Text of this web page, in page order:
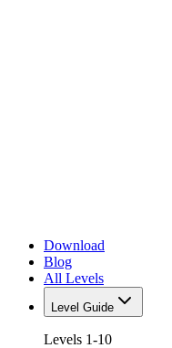
Download
Blog
All Levels
Level Guide
Levels 1-10